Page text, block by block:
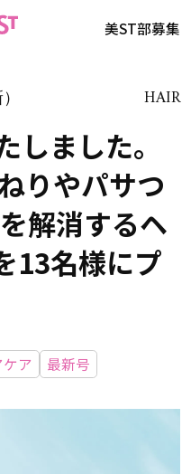
美ST部募集
HAIR
ました。
りやパサつ
解消するヘ
13名様にプ
ア 最新号